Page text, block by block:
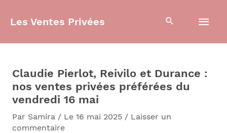
Les Ventes Privées
Claudie Pierlot, Reivilo et Durance :
nos ventes privées préférées du
vendredi 16 mai
Par Samira / Le 16 mai 2025 / Laisser un
commentaire